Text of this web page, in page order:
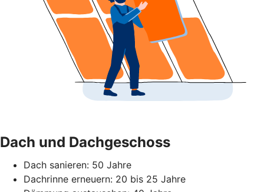
Dach und Dachgeschoss
Dach sanieren: 50 Jahre
Dachrinne erneuern: 20 bis 25 Jahre